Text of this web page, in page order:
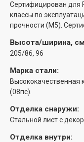
Сертифицирован для
классы по
прочности (М5).
Высота/ширина,
205/86, 96
Марка стали:
Высококачественная
(08пс).
Отделка снаружи:
Стальной лист с
Отделка внутри: